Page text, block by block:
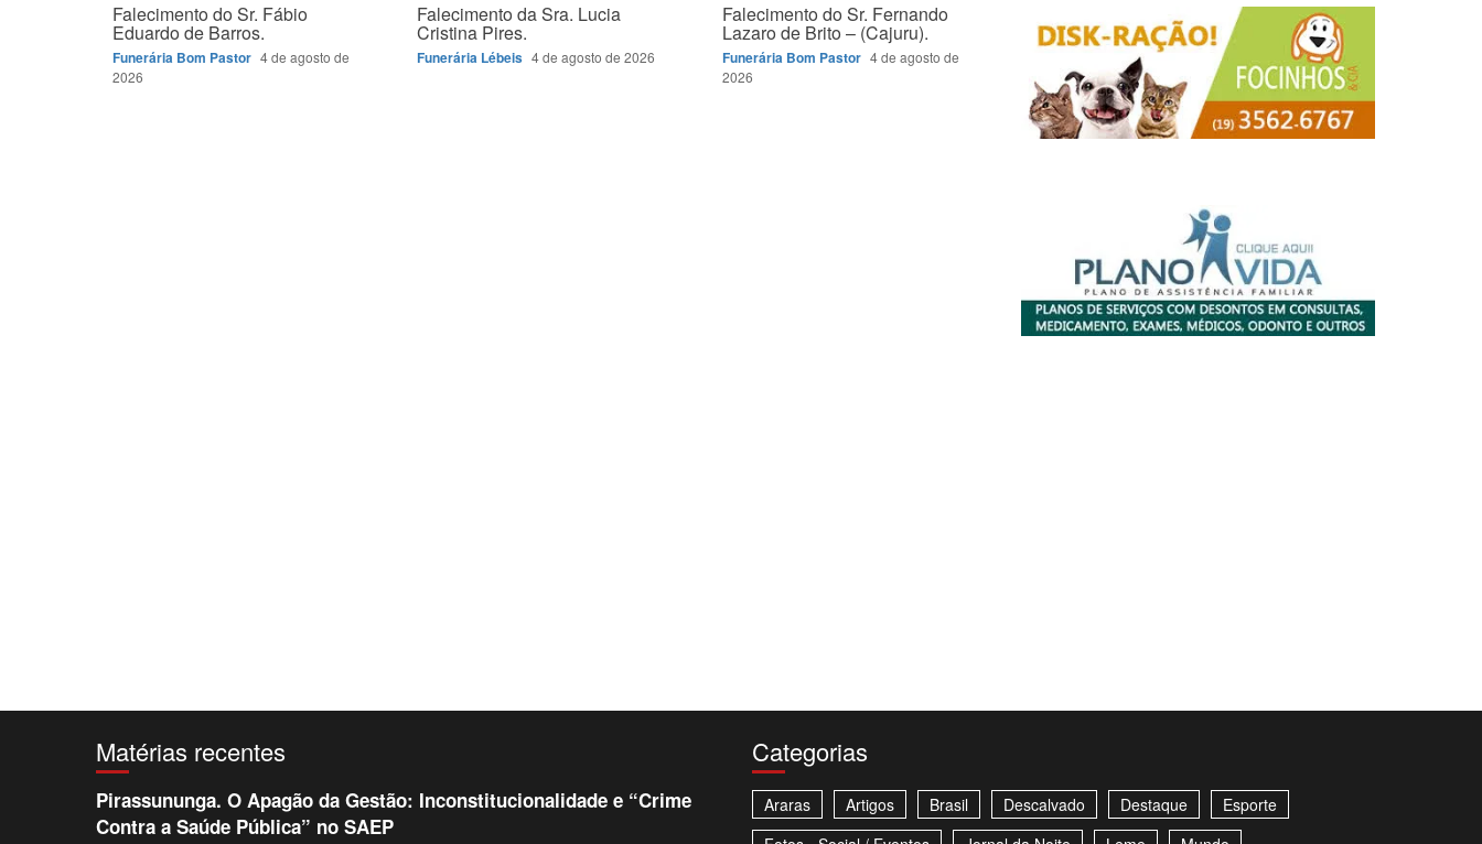
Falecimento do Sr. Fábio
Eduardo de Barros.
Funerária Bom Pastor 4 de agosto de
2026
Falecimento da Sra. Lucia
Cristina Pires.
Funerária Lébeis 4 de agosto de 2026
Falecimento do Sr. Fernando
Lazaro de Brito – (Cajuru).
Funerária Bom Pastor 4 de agosto de
2026
Matérias recentes
Pirassununga. O Apagão da Gestão: Inconstitucionalidade e “Crime
Contra a Saúde Pública” no SAEP
Categorias
Araras Artigos Brasil Descalvado Destaque
Esporte